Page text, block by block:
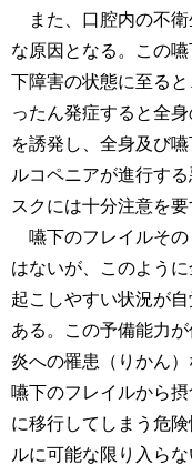
また、口腔内の不衛
な原因となる。この
下障害の状態に至る
ったん発症すると全
を誘発し、全身及び
ルコペニアが進行す
スクには十分注意を要
嚥下のフレイルその
はないが、このよう
起こしやすい状況が
ある。この予備能力
炎への罹患（りかん
嚥下のフレイルから
に移行してしまう危
ルに可能な限り入ら